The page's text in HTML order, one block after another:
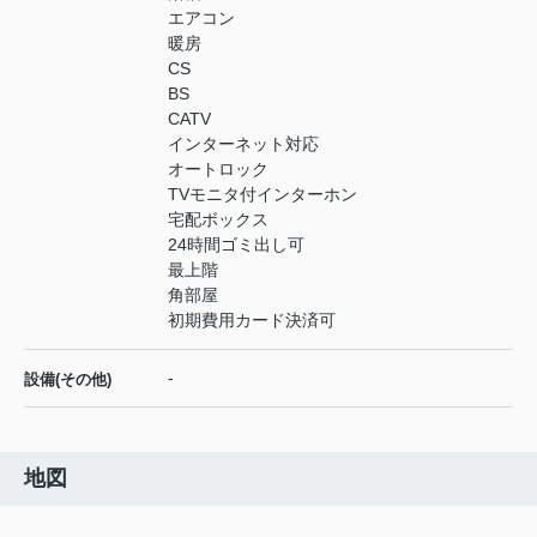
エアコン
暖房
CS
BS
CATV
インターネット対応
オートロック
TVモニタ付インターホン
宅配ボックス
24時間ゴミ出し可
最上階
角部屋
初期費用カード決済可
設備(その他) -
地図